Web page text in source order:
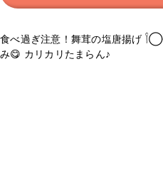
食べ過ぎ注意！舞茸の塩唐揚げ
み😋 カリカリたまらん♪